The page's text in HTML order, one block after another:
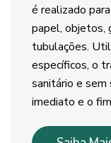
é realizado
papel, objetos,
tubulações.
específicos, o
sanitário e sem
imediato e o